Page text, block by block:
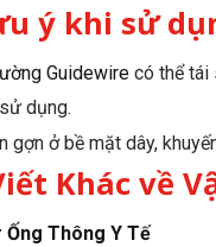
ý khi sử
Guidewire có thể tái
dụng.
gợn ở bề mặt dây,
Khác về
Thông Y Tế